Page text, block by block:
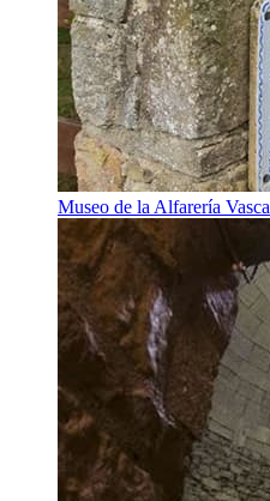
Museo de la Alfarería Vasca